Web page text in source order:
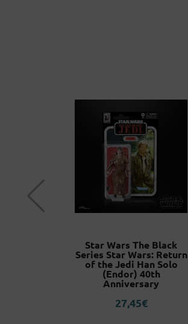
Star Wars The Black
Series Star Wars: Return
of the Jedi Han Solo
(Endor) 40th
Anniversary
27,45€